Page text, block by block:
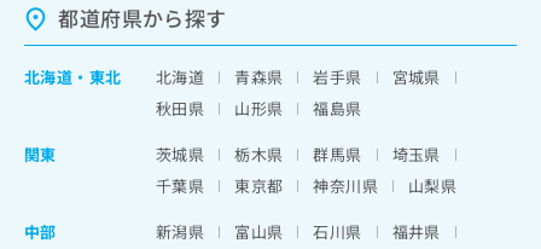
都道府県から探す
北海道 ・ 東北 北海道 青森県 岩手県
宮城県
秋田県
山形県
福島県
関東
茨城県 栃木県 群馬県
埼玉県
千葉県
東京都 神奈川県
山梨県
中部
新潟県 富山県 石川県
福井県